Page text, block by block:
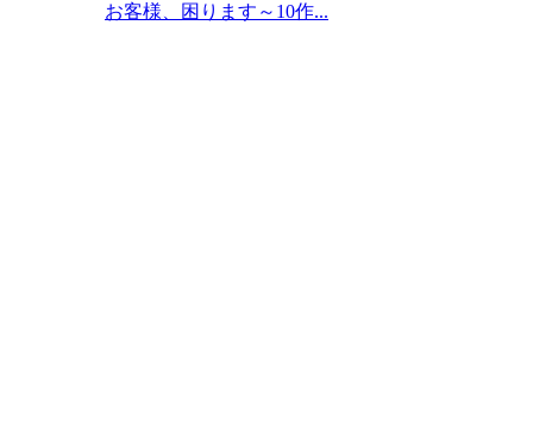
お客様、困ります～10作...